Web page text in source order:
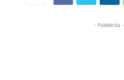
- Pubblicità -